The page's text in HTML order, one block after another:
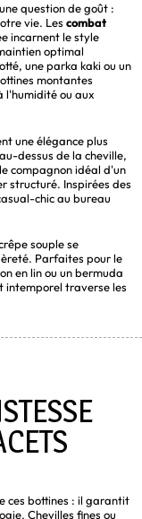
question de goût :
vie. Les combat
incarnent le style
optimal
une parka kaki ou un
montantes
l'humidité ou aux
une élégance plus
dessus de la cheville,
compagnon idéal d'un
structuré. Inspirées des
chic au bureau
souple se
Parfaites pour le
en lin ou un bermuda
intemporel traverse les
ces bottines : il garantit
Chevilles fines ou